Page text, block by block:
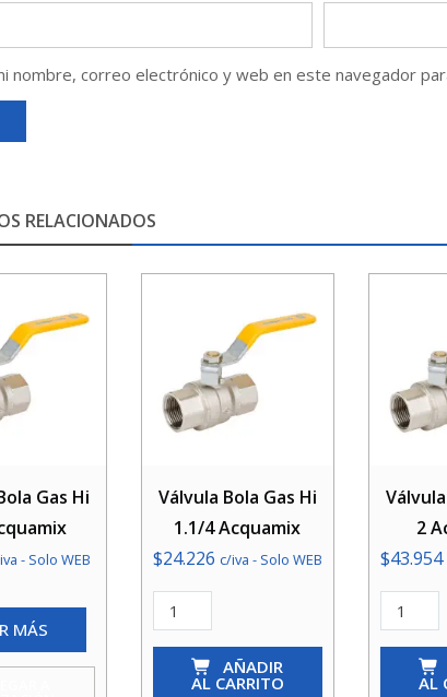
nombre, correo electrónico y web en este navegador
RELACIONADOS
Gas Hi
- Solo WEB
MÁS
Válvula Bola Gas Hi
1.1/4 Acquamix
$24.226 c/iva - Solo WEB
Válvula
Bola
AÑADIR
AL CARRITO
2
$43.954
Válvula
Bola
AL